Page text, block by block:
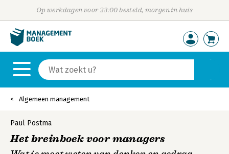
Op werkdagen voor 23:00 besteld, morgen in huis
Algemeen management
Paul Postma
Het breinboek voor managers